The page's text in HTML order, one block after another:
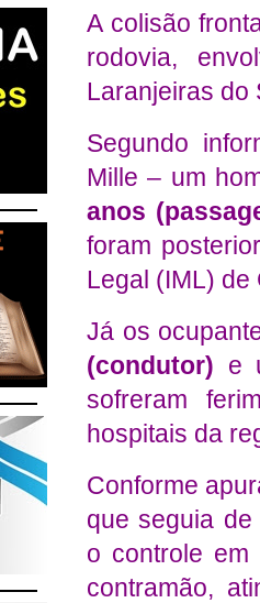
A colisão
rodovia,
Laranjeiras do
Segundo
Mille – um
anos
foram
Legal (IML) de
Já os
(condutor) e
sofreram
hospitais da
Conforme
que seguia
o controle
contramão,